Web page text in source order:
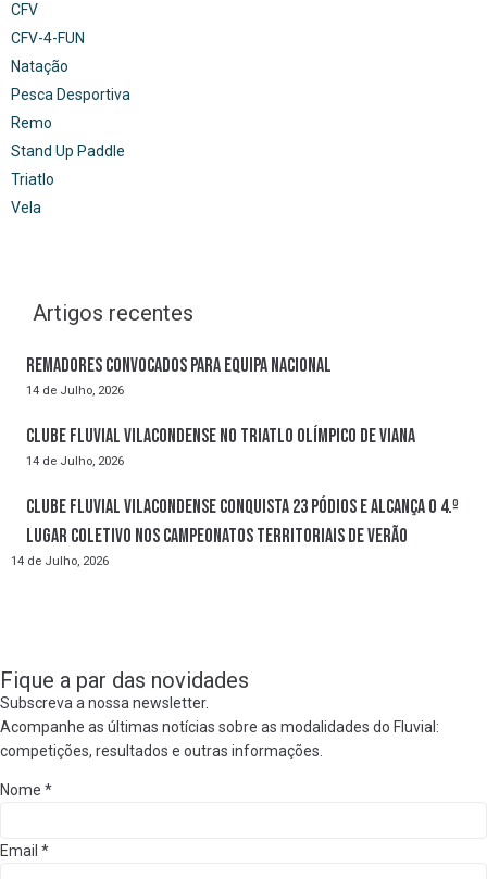
CFV
CFV-4-FUN
Natação
Pesca Desportiva
Remo
Stand Up Paddle
Triatlo
Vela
Artigos recentes
Remadores convocados para Equipa Nacional
14 de Julho, 2026
Clube Fluvial Vilacondense no Triatlo Olímpico de Viana
14 de Julho, 2026
Clube Fluvial Vilacondense conquista 23 pódios e alcança o 4.º
lugar coletivo nos Campeonatos Territoriais de Verão
14 de Julho, 2026
Fique a par das novidades
Subscreva a nossa newsletter.
Acompanhe as últimas notícias sobre as modalidades do Fluvial:
competições, resultados e outras informações.
Nome *
Email *